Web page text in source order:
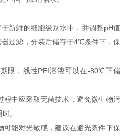
鲜的细胞级别水中，并调整pH值
过滤，分装后储存于4℃条件下，保
，线性PEI溶液可以在-80℃下储
中应采取无菌技术，避免微生物污
。
能对光敏感，建议在避光条件下保